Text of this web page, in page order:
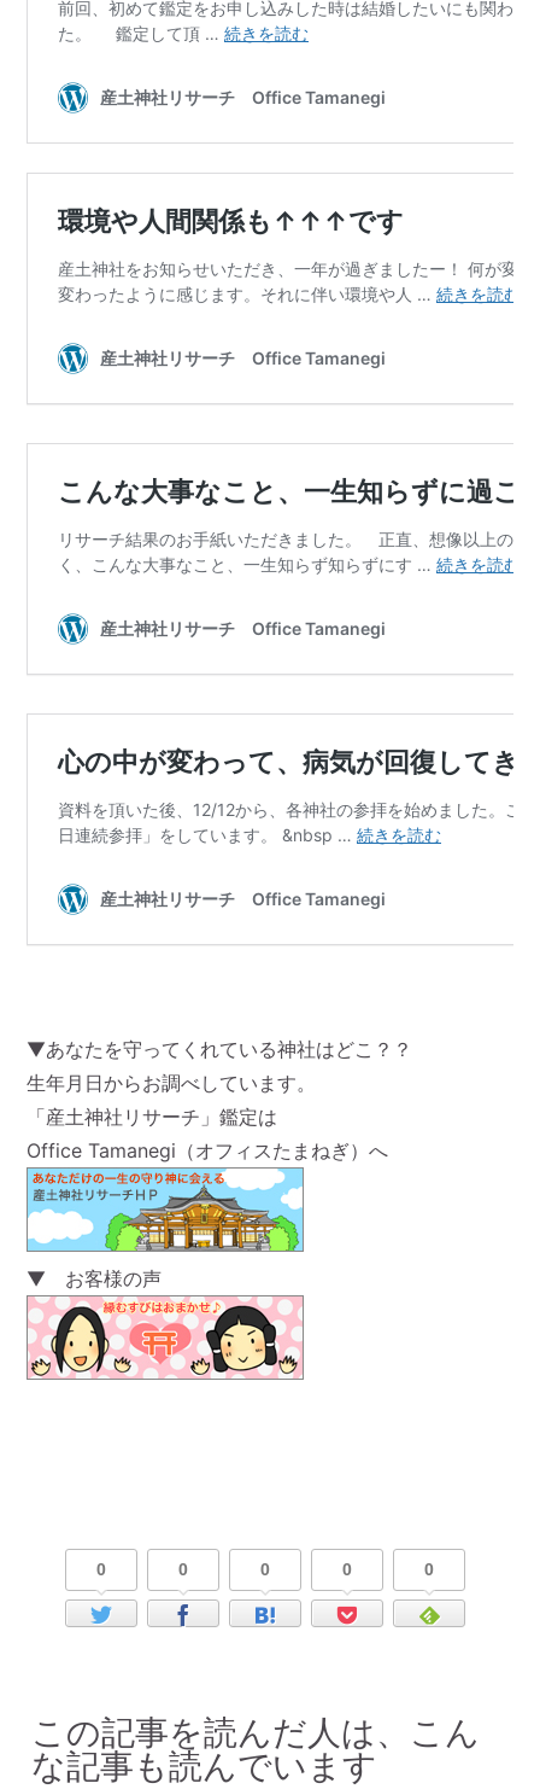
▼あなたを守ってくれている神社はどこ？？
生年月日からお調べしています。
「産土神社リサーチ」鑑定は
Office Tamanegi（オフィスたまねぎ）へ
▼ お客様の声
0 0 0 0 0
この記事を読んだ人は、こん
な記事も読んでいます